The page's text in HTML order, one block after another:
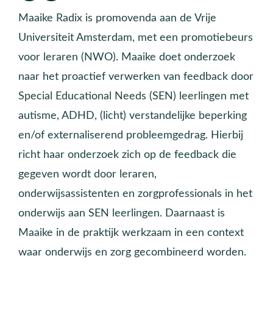
Maaike Radix is promovenda aan de Vrije
Universiteit Amsterdam, met een promotiebeurs
voor leraren (NWO). Maaike doet onderzoek
naar het proactief verwerken van feedback door
Special Educational Needs (SEN) leerlingen met
autisme, ADHD, (licht) verstandelijke beperking
en/of externaliserend probleemgedrag. Hierbij
richt haar onderzoek zich op de feedback die
gegeven wordt door leraren,
onderwijsassistenten en zorgprofessionals in het
onderwijs aan SEN leerlingen. Daarnaast is
Maaike in de praktijk werkzaam in een context
waar onderwijs en zorg gecombineerd worden.